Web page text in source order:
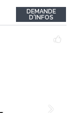
avec piscine,
DEMANDE
D'INFOS